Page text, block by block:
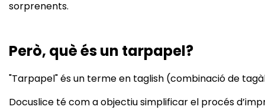
sorprenents.
Però, què és un tarpapel?
"Tarpapel" és un terme en taglish (combinació de
Docuslice té com a objectiu simplificar el procés